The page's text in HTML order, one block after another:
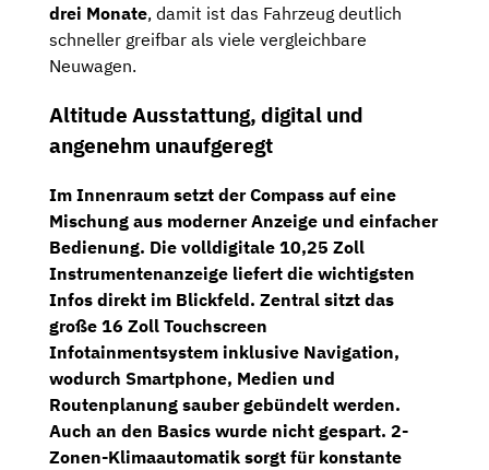
drei Monate, damit ist das Fahrzeug deutlich
schneller greifbar als viele vergleichbare
Neuwagen.
Altitude Ausstattung, digital und
angenehm unaufgeregt
Im Innenraum setzt der Compass auf eine
Mischung aus moderner Anzeige und einfacher
Bedienung. Die volldigitale 10,25 Zoll
Instrumentenanzeige liefert die wichtigsten
Infos direkt im Blickfeld. Zentral sitzt das
große 16 Zoll Touchscreen
Infotainmentsystem inklusive Navigation,
wodurch Smartphone, Medien und
Routenplanung sauber gebündelt werden.
Auch an den Basics wurde nicht gespart. 2-
Zonen-Klimaautomatik sorgt für konstante